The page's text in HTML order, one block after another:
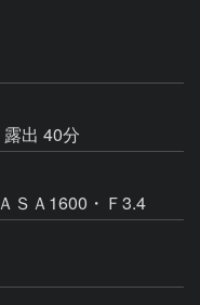
露出 40分
ＳＡ1600・Ｆ3.4